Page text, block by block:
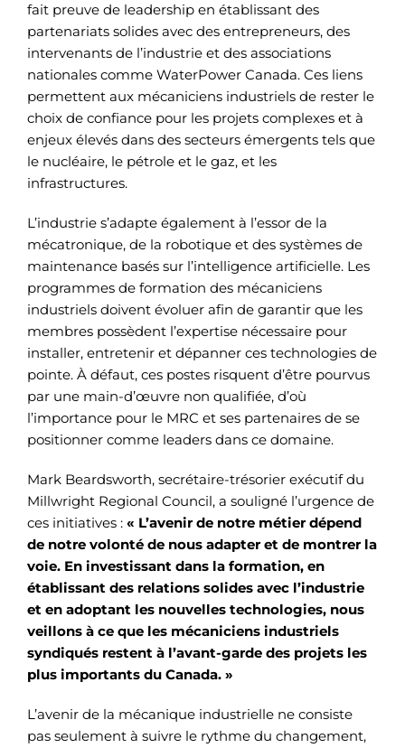
fait preuve de leadership en établissant des
partenariats solides avec des entrepreneurs, des
intervenants de l’industrie et des associations
nationales comme WaterPower Canada. Ces liens
permettent aux mécaniciens industriels de rester le
choix de confiance pour les projets complexes et à
enjeux élevés dans des secteurs émergents tels que
le nucléaire, le pétrole et le gaz, et les
infrastructures.
L’industrie s’adapte également à l’essor de la
mécatronique, de la robotique et des systèmes de
maintenance basés sur l’intelligence artificielle. Les
programmes de formation des mécaniciens
industriels doivent évoluer afin de garantir que les
membres possèdent l’expertise nécessaire pour
installer, entretenir et dépanner ces technologies de
pointe. À défaut, ces postes risquent d’être pourvus
par une main-d’œuvre non qualifiée, d’où
l’importance pour le MRC et ses partenaires de se
positionner comme leaders dans ce domaine.
Mark Beardsworth, secrétaire-trésorier exécutif du
Millwright Regional Council, a souligné l’urgence de
ces initiatives : « L’avenir de notre métier dépend
de notre volonté de nous adapter et de montrer la
voie. En investissant dans la formation, en
établissant des relations solides avec l’industrie
et en adoptant les nouvelles technologies, nous
veillons à ce que les mécaniciens industriels
syndiqués restent à l’avant-garde des projets les
plus importants du Canada. »
L’avenir de la mécanique industrielle ne consiste
pas seulement à suivre le rythme du changement,